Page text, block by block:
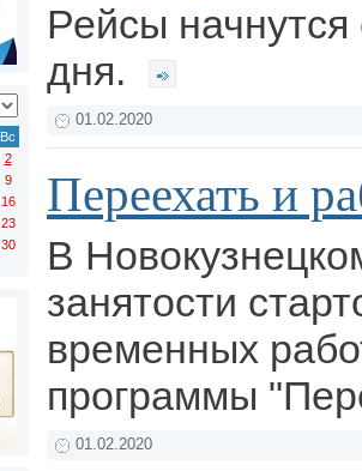
Вс
2
9
16
23
30
Рейсы начнутся
дня.
01.02.2020
Переехать и
В
занятости
временных
программы
01.02.2020